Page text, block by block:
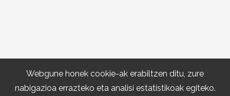
Webgune honek cookie-ak erabiltzen ditu, zure
nabigazioa errazteko eta analisi estatistikoak egiteko.